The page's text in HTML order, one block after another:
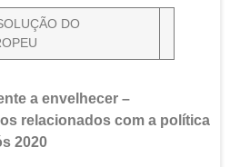
DO
a envelhecer –
relacionados com a política
2020